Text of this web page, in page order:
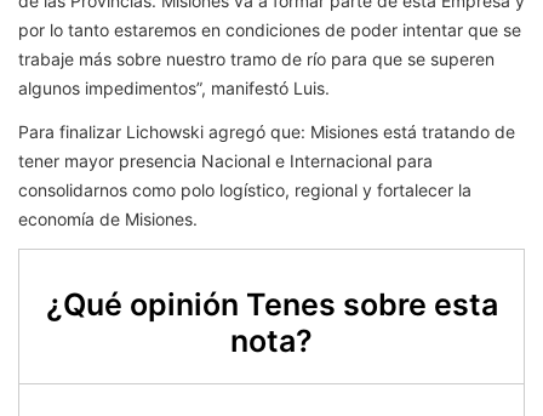
por lo tanto estaremos en condiciones de poder intentar que se
trabaje más sobre nuestro tramo de río para que se superen
algunos impedimentos”, manifestó Luis.
Para finalizar Lichowski agregó que: Misiones está tratando de
tener mayor presencia Nacional e Internacional para
consolidarnos como polo logístico, regional y fortalecer la
economía de Misiones.
¿Qué opinión Tenes sobre esta
nota?